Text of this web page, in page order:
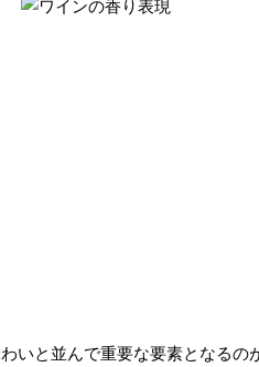
いと並んで重要な要素となる